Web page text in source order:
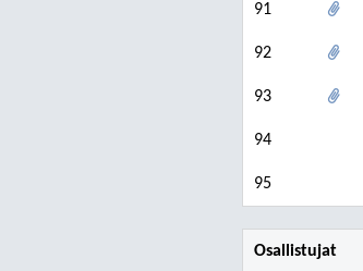
91
92
93
94
95
Osallistujat